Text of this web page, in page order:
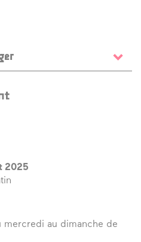
- exposition François Dufeil
Tatin
2025
mercredi au dimanche de